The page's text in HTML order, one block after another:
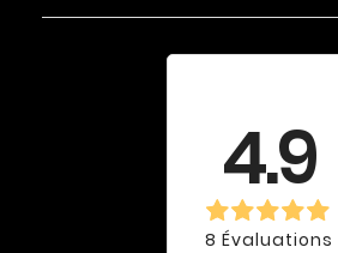
4.9
8 Évaluations